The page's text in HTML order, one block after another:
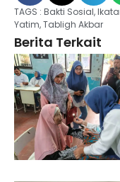
TAGS : Bakti Sosial,
Yatim,Tabligh Akbar
Berita Terkait